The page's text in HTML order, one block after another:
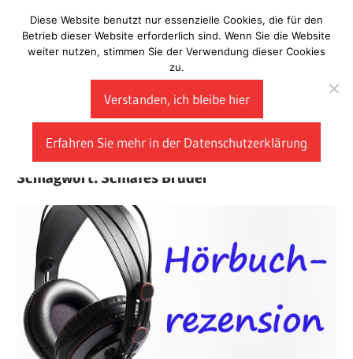
Inhalt
springen
Laberladen
Schlagwort:Schlafes Bruder
Diese Website benutzt nur essenzielle Cookies, die für den
Betrieb dieser Website erforderlich sind. Wenn Sie die Website
weiter nutzen, stimmen Sie der Verwendung dieser Cookies
zu.
Verstanden, ich bleibe hier
Erfahren Sie mehr in der Datenschutzerklärung